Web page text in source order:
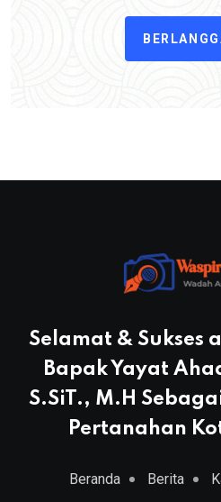
Selamat & Sukses
Bapak Yayat
S.SiT., M.H
Pertanahan
Beranda Berita